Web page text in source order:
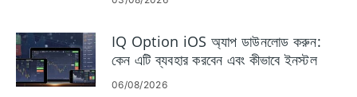
IQ Option iOS অ্যাপ ডাউনলোড করুন:
কেন এটি ব্যবহার করবেন এবং কীভাবে ইনস্টল
করবেন
06/08/2026